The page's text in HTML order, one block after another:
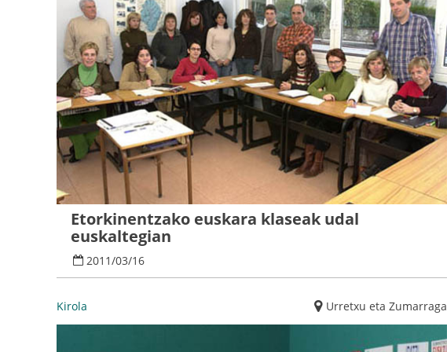
Etorkinentzako euskara klaseak udal
euskaltegian
2011/03/16
Kirola Urretxu eta Zumarraga